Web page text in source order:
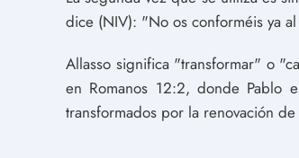
dice (NIV): "No os conforméis ya
Allasso significa "transformar" o
en Romanos 12:2, donde Pablo
transformados por la renovación de